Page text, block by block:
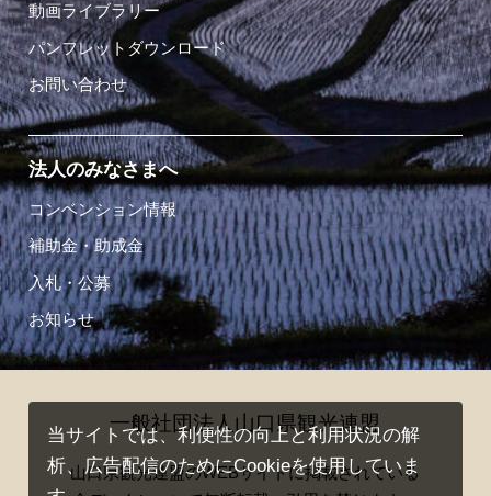
動画ライブラリー
パンフレットダウンロード
お問い合わせ
法人のみなさまへ
コンベンション情報
補助金・助成金
入札・公募
お知らせ
一般社団法人山口県観光連盟
山口県観光連盟のWEBサイトに掲載されている
当サイトでは、利便性の向上と利用状況の解
析、広告配信のためにCookieを使用していま